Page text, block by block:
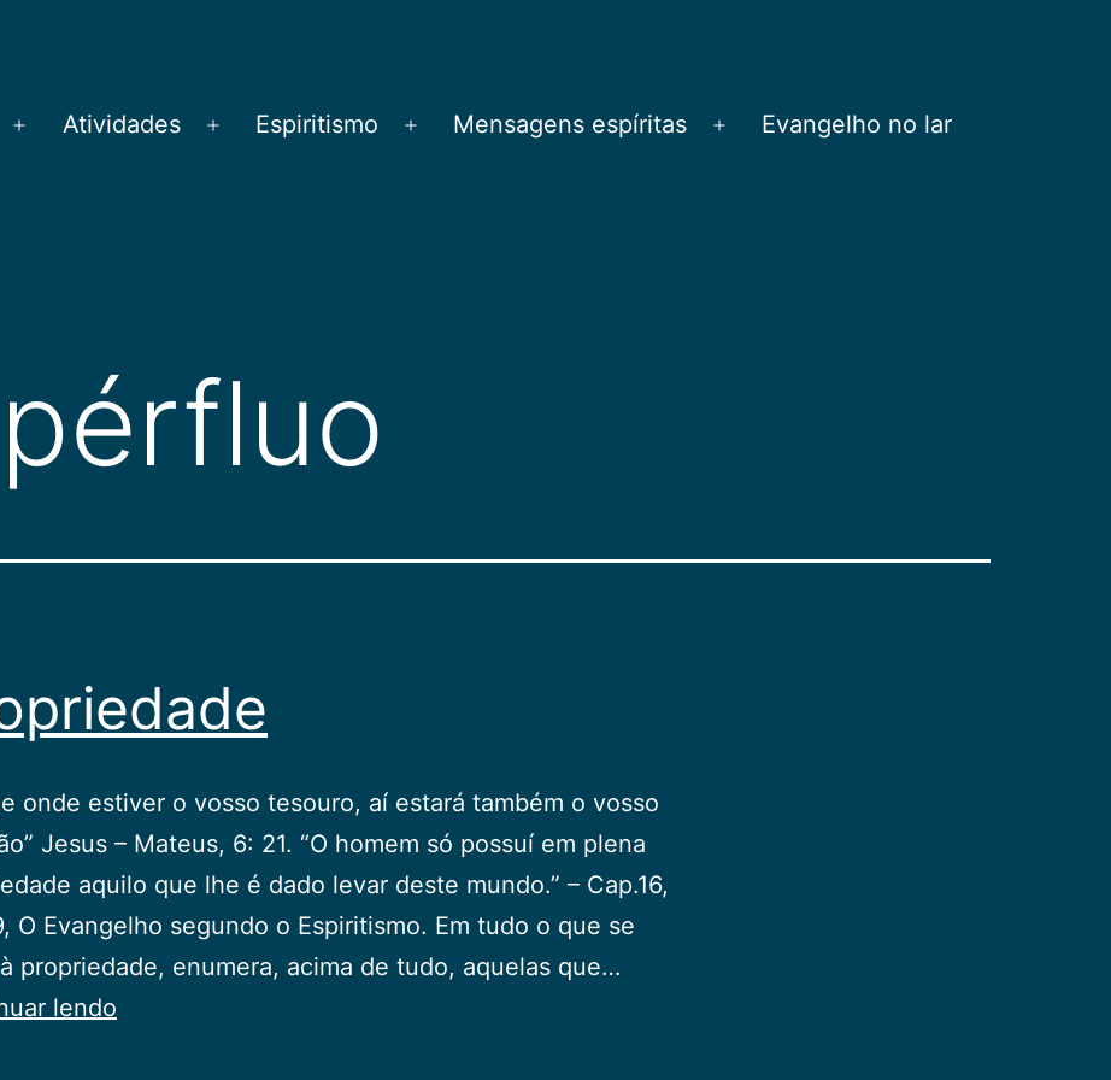
Abrir
Atividades
Abrir
Espiritismo
Abrir
Mensagens espíritas
Abrir
Evangelho no lar
onde estiver o vosso tesouro, aí estará também o vosso
Jesus – Mateus, 6: 21. “O homem só possuí em plena
aquilo que lhe é dado levar deste mundo.” – Cap.16,
O Evangelho segundo o Espiritismo. Em tudo o que se
propriedade, enumera, acima de tudo, aquelas que…
lendo